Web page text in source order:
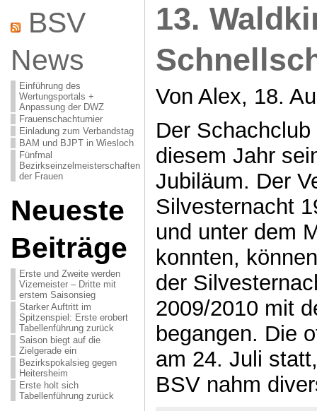
BSV
News
Einführung des
Wertungsportals +
Anpassung der DWZ
Frauenschachturnier
Einladung zum Verbandstag
BAM und BJPT in Wiesloch
Fünfmal
Bezirkseinzelmeisterschaften
der Frauen
Neueste
Beiträge
Erste und Zweite werden
Vizemeister – Dritte mit
erstem Saisonsieg
Starker Auftritt im
Spitzenspiel: Erste erobert
Tabellenführung zurück
Saison biegt auf die
Zielgerade ein
Bezirkspokalsieg gegen
Heitersheim
Erste holt sich
Tabellenführung zurück
13.
Von Alex, 18.
Der
diesem Jahr
Jubiläum. Der
Silvesternacht
und unter dem
konnten,
der
2009/2010 mit
begangen. Die
am 24. Juli
BSV nahm